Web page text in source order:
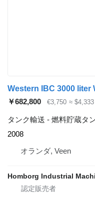
￥682,800 €3,750 ≈ $4,333
タンク輸送 - 燃料貯蔵タ
2008
オランダ, Veen
Homborg Industrial